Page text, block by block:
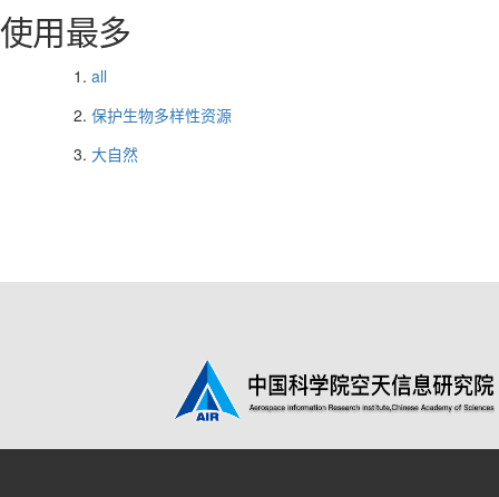
使用最多
all
保护生物多样性资源
大自然